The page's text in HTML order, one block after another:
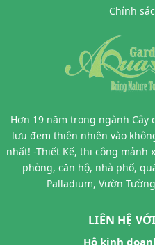
Chính
Hơn 19 năm trong ngành
lưu đem thiên nhiên vào
nhất! -Thiết Kế, thi công
phòng, căn hộ, nhà phố,
Palladium, Vườn
LIÊN HỆ
Hộ kinh